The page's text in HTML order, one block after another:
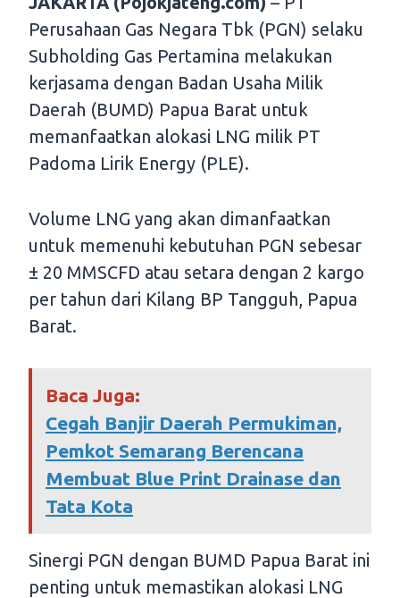
Perusahaan Gas Negara Tbk (PGN) selaku
Subholding Gas Pertamina melakukan
kerjasama dengan Badan Usaha Milik
Daerah (BUMD) Papua Barat untuk
memanfaatkan alokasi LNG milik PT
Padoma Lirik Energy (PLE).
Volume LNG yang akan dimanfaatkan
untuk memenuhi kebutuhan PGN sebesar
± 20 MMSCFD atau setara dengan 2 kargo
per tahun dari Kilang BP Tangguh, Papua
Barat.
Baca Juga:
Cegah Banjir Daerah Permukiman,
Pemkot Semarang Berencana
Membuat Blue Print Drainase dan
Tata Kota
Sinergi PGN dengan BUMD Papua Barat ini
penting untuk memastikan alokasi LNG